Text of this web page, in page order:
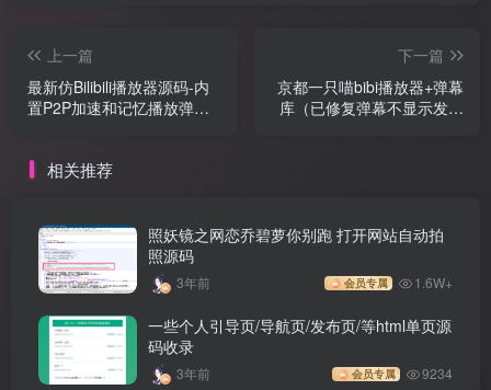
上一篇
最新仿Bilibili播放器源码-内
置P2P加速和记忆播放弹幕
下一篇
京都一只喵bibi播放器+弹幕
库（已修复弹幕不显示发送
相关推荐
照妖镜之网恋乔碧萝你别跑 打开网站自动拍
照源码
3年前 会员专属 1.6W+
一些个人引导页/导航页/发布页/等html单页源
码收录
3年前 会员专属 9234